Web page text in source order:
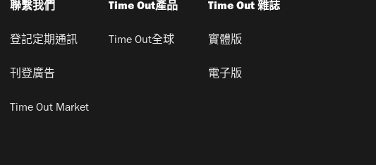
聯繫我們
登記定期通訊
刊登廣告
Time Out Market
Time Out產品
Time Out全球
Time Out 雜誌
實體版
電子版